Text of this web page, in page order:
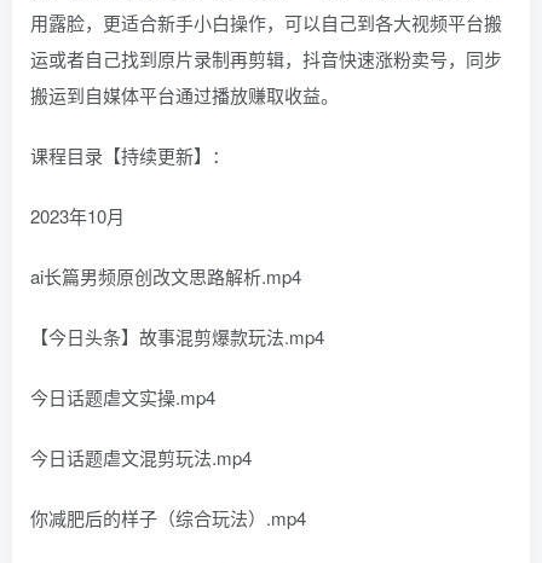
用露脸，更适合新手小白操作，可以自己到各大视频平台搬
运或者自己找到原片录制再剪辑，抖音快速涨粉卖号，同步
搬运到自媒体平台通过播放赚取收益。
课程目录【持续更新】：
2023年10月
ai长篇男频原创改文思路解析.mp4
【今日头条】故事混剪爆款玩法.mp4
今日话题虐文实操.mp4
今日话题虐文混剪玩法.mp4
你减肥后的样子（综合玩法）.mp4